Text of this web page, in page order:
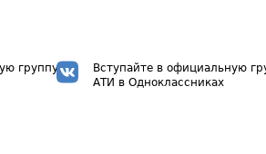
группу
Вступайте в официальную
АТИ в Одноклассниках